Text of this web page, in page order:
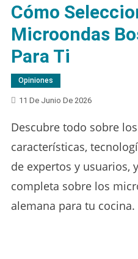
Cómo
Microondas
Para Ti
Opiniones
11 De Junio De 2026
Descubre todo sobre los
características,
de expertos y usuarios,
completa sobre los
alemana para tu cocina.